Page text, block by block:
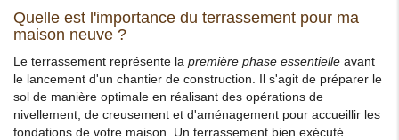
Quelle est l'importance du terrassement pour ma
maison neuve ?
Le terrassement représente la première phase essentielle avant
le lancement d'un chantier de construction. Il s'agit de préparer le
sol de manière optimale en réalisant des opérations de
nivellement, de creusement et d'aménagement pour accueillir les
fondations de votre maison. Un terrassement bien exécuté